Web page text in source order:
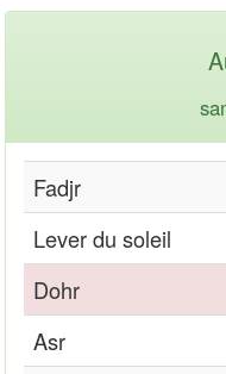
Fadjr
Lever du soleil
Dohr
Asr